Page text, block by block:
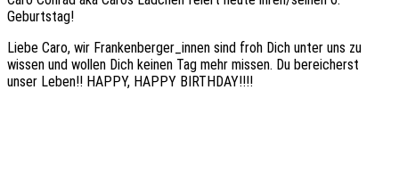
Geburtstag!
Liebe Caro, wir Frankenberger_innen sind froh Dich unter uns zu
wissen und wollen Dich keinen Tag mehr missen. Du bereicherst
unser Leben!! HAPPY, HAPPY BIRTHDAY!!!!